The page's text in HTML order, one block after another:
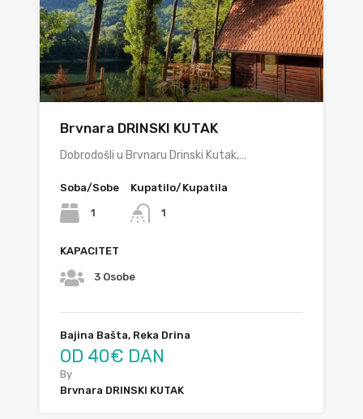
Brvnara DRINSKI KUTAK
Dobrodošli u Brvnaru Drinski Kutak,…
Soba/Sobe
1
Kupatilo/Kupatila
1
KAPACITET
3 Osobe
Bajina Bašta, Reka Drina
OD 40€ DAN
By
Brvnara DRINSKI KUTAK